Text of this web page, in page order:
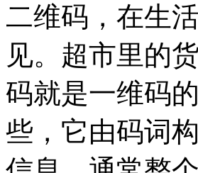
二维码，在生
见。超市里的
码就是一维码
些，它由码词